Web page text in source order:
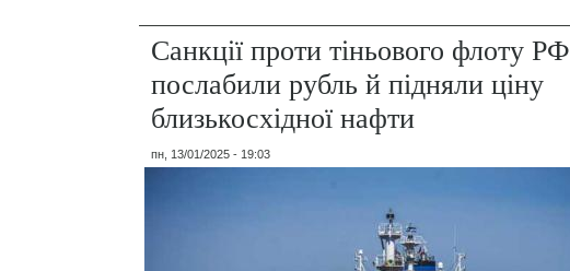
Санкції проти тіньового флоту РФ
послабили рубль й підняли ціну
близькосхідної нафти
пн, 13/01/2025 - 19:03